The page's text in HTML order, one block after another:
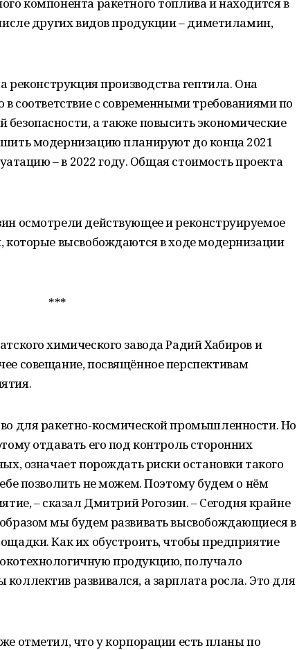
других видов продукции – диметиламин,
реконструкция производства гептила. Она
соответствие с современными требованиями по
а также повысить экономические
модернизацию планируют до конца 2021
– в 2022 году. Общая стоимость проекта
осмотрели действующее и реконструируемое
которые высвобождаются в ходе модернизации
***
химического завода Радий Хабиров и
совещание, посвящённое перспективам
для ракетно-космической промышленности. Но
отдавать его под контроль сторонних
означает порождать риски остановки такого
позволить не можем. Поэтому будем о нём
– сказал Дмитрий Рогозин. – Сегодня крайне
мы будем развивать высвобождающиеся в
Как их обустроить, чтобы предприятие
продукцию, получало
развивался, а зарплата росла. Это для
отметил, что у корпорации есть планы по